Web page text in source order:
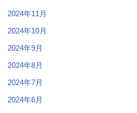
2024年11月
2024年10月
2024年9月
2024年8月
2024年7月
2024年6月